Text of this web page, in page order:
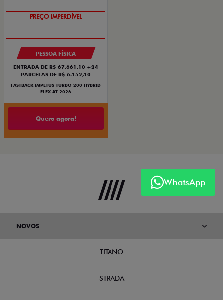
PREÇO IMPERDÍVEL
PESSOA FÍSICA
ENTRADA DE R$ 67.661,10 +24
PARCELAS DE R$ 6.152,10
FASTBACK IMPETUS TURBO 200 HYBRID
FLEX AT 2026
Quero agora!
WhatsApp
NOVOS
TITANO
STRADA